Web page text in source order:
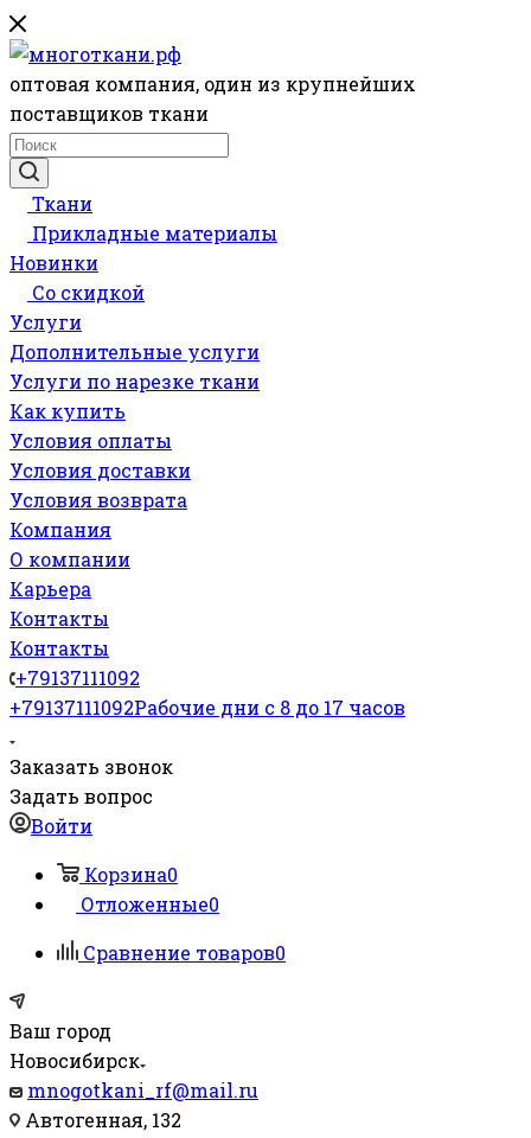
оптовая компания, один из крупнейших
поставщиков ткани
Ткани
Прикладные материалы
Новинки
Со скидкой
Услуги
Дополнительные услуги
Услуги по нарезке ткани
Как купить
Условия оплаты
Условия доставки
Условия возврата
Компания
О компании
Карьера
Контакты
Контакты
+79137111092
+79137111092Рабочие дни с 8 до 17 часов
Заказать звонок
Задать вопрос
Войти
Корзина0
Отложенные0
Сравнение товаров0
Ваш город
Новосибирск
mnogotkani_rf@mail.ru
Автогенная, 132